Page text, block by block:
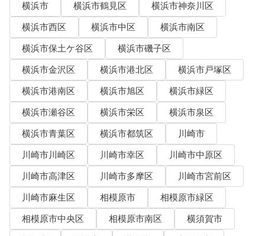
横浜市 横浜市鶴見区
横浜市神奈川区
横浜市西区
横浜市中区
横浜市南区
横浜市保土ケ谷区
横浜市磯子区
横浜市金沢区
横浜市港北区
横浜市戸塚区
横浜市港南区
横浜市旭区
横浜市緑区
横浜市瀬谷区
横浜市栄区
横浜市泉区
横浜市青葉区
横浜市都筑区
川崎市
川崎市川崎区
川崎市幸区
川崎市中原区
川崎市高津区
川崎市多摩区
川崎市宮前区
川崎市麻生区
相模原市
相模原市緑区
相模原市中央区
相模原市南区
横須賀市